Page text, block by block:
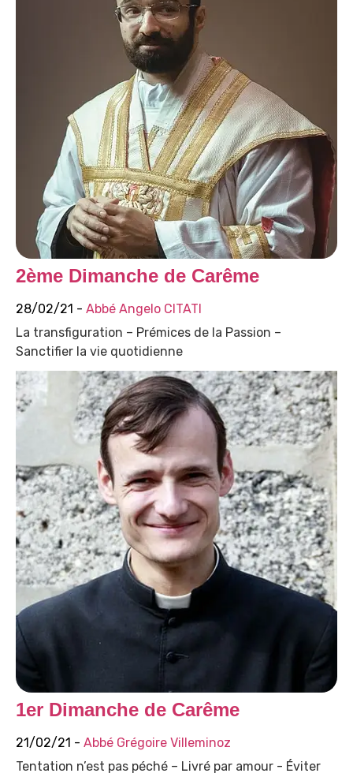
2ème Dimanche de Carême
28/02/21 - Abbé Angelo CITATI
La transfiguration – Prémices de la Passion –
Sanctifier la vie quotidienne
1er Dimanche de Carême
21/02/21 - Abbé Grégoire Villeminoz
Tentation n’est pas péché – Livré par amour - Éviter